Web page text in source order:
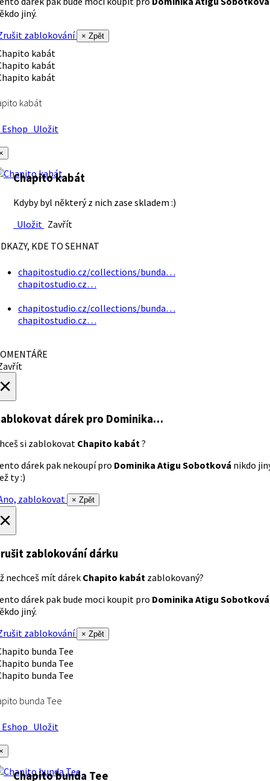
jiný.
zablokování
× Zpět
kabát
Uložit
Chapito kabát
Kdyby byl některý z nich zase skladem :)
Uložit Zavřít
KDE TO SEHNAT
chapitostudio.cz/collections/bunda…
chapitostudio.cz…
chapitostudio.cz/collections/bunda…
chapitostudio.cz…
dárek pro Dominika…
si zablokovat Chapito kabát ?
dárek pak nekoupí pro Dominika Atigu Sobotková nikdo
ty :)
zablokovat
× Zpět
zablokování dárku
nechceš mít dárek Chapito kabát zablokovaný?
dárek pak bude moci koupit pro Dominika Atigu Sobotková
jiný.
zablokování
× Zpět
bunda Tee
Uložit
Chapito bunda Tee